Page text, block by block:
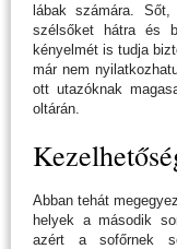
lábak számára.
szélsőket hátra és
kényelmét is tudja
már nem
ott utazóknak
oltárán.
Abban tehát
helyek a második
azért a sofőrnek